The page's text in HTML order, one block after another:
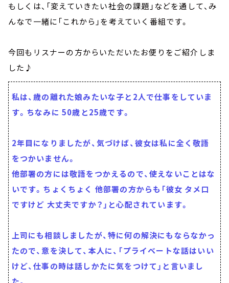
もしくは、「変えていきたい社会の課題」などを通して、み
んなで一緒に「これから」を考えていく番組です。
今回もリスナーの方からいただいたお便りをご紹介しま
した♪
私は、歳の離れた娘みたいな子と2人で仕事をしていま
す。ちなみに 50歳と25歳です。
2年目になりましたが、気づけば、彼女は私に全く敬語
をつかいません。
他部署の方には敬語をつかえるので、使えないことはな
いです。ちょくちょく 他部署の方からも「彼女 タメ口
ですけど 大丈夫ですか？」と心配されています。
上司にも相談しましたが、特に何の解決にもならなかっ
たので、意を決して、本人に、「プライベートな話はいい
けど、仕事の時は話しかたに気をつけて」と言いまし